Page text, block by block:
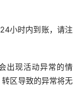
小时内到账，请注
出现活动异常的情
区导致的异常将无